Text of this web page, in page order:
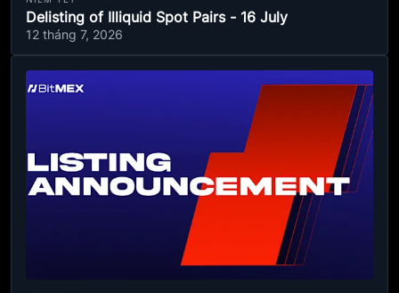
Delisting of Illiquid Spot Pairs - 16 July
12 tháng 7, 2026